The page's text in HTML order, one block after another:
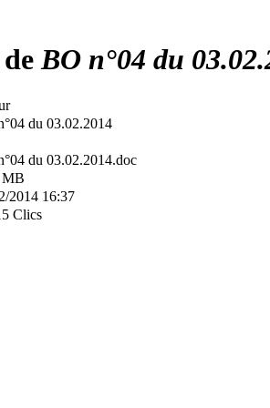
BO n°04 du
du 03.02.2014
du 03.02.2014.doc
MB
2014 16:37
Clics